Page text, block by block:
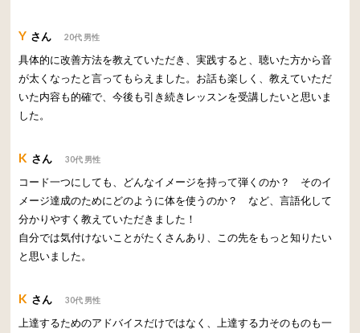
Y さん 20代 男性
具体的に改善方法を教えていただき、実践すると、聴いた方から音
が太くなったと言ってもらえました。お話も楽しく、教えていただ
いた内容も的確で、今後も引き続きレッスンを受講したいと思いま
した。
K さん 30代 男性
コード一つにしても、どんなイメージを持って弾くのか？ そのイ
メージ達成のためにどのように体を使うのか？ など、言語化して
分かりやすく教えていただきました！
自分では気付けないことがたくさんあり、この先をもっと知りたい
と思いました。
K さん 30代 男性
上達するためのアドバイスだけではなく、上達する力そのものも一